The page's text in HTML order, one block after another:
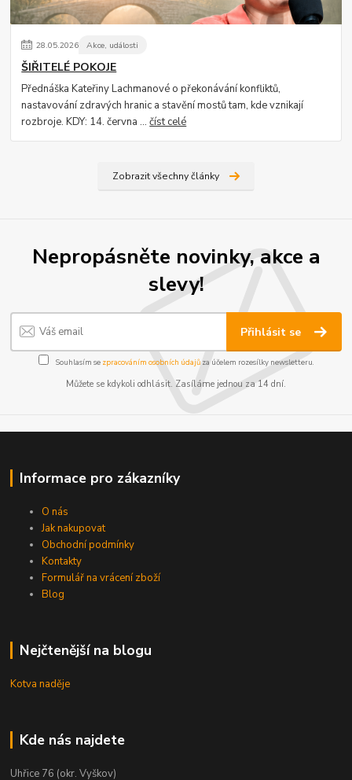
28.05.2026 Akce, události
ŠIŘITELÉ POKOJE
Přednáška Kateřiny Lachmanové o překonávání konfliktů,
nastavování zdravých hranic a stavění mostů tam, kde vznikají
rozbroje. KDY: 14. června ...číst celé
Zobrazit všechny články
Nepropásněte novinky, akce a
slevy!
Přihlásit se
Souhlasím se zpracováním osobních údajůza účelem rozesílky newsletteru.
Můžete se kdykoli odhlásit. Zasíláme jednou za 14 dní.
Informace pro zákazníky
O nás
Jak nakupovat
Obchodní podmínky
Kontakty
Formulář na vrácení zboží
Blog
Nejčtenější na blogu
Kotva naděje
Kde nás najdete
Uhřice 76 (okr. Vyškov)